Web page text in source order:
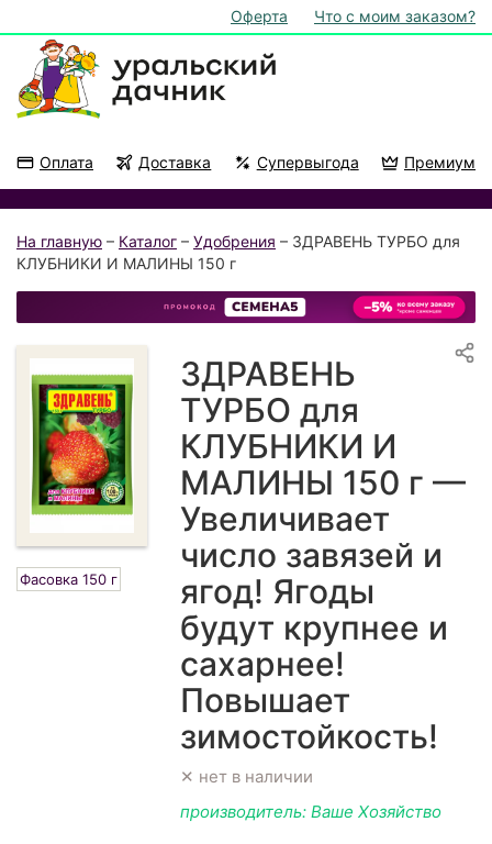
Оферта Что с моим заказом?
Оплата Доставка Супервыгода Премиум
На главную – Каталог – Удобрения – ЗДРАВЕНЬ ТУРБО для
КЛУБНИКИ И МАЛИНЫ 150 г
Фасовка 150 г
ЗДРАВЕНЬ
ТУРБО для
КЛУБНИКИ И
МАЛИНЫ 150 г —
Увеличивает
число завязей и
ягод! Ягоды
будут крупнее и
сахарнее!
Повышает
зимостойкость!
✕ нет в наличии
производитель: Ваше Хозяйство